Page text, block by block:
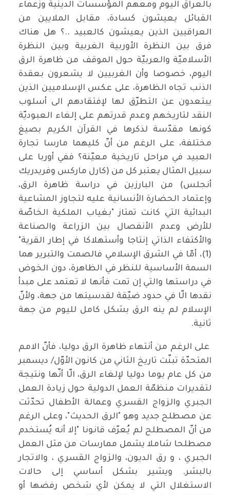
بالعراق اليوم ومعهم المؤسسات الدينية وزعماء
القبائل يعيشون كسادة، مقابل الملايين من
العراقيين الذين يعيشون كالعبيد ..؟ هل هناك
فرق بين النظرة الأوربية الغربية وبين النظرة
الأسلاميّة والعربيّة حول الموقف من ظاهرة الرق
اليوم، خصوصا وأن الغربيين لا يشعرون بعقدة
الذنب تجاه الظاهرة، على عكس الإسلاميين الذين
يبتعدون عن التطرّق لها لإفتقادهم الى أسلوب
النقد لتاريخهم وعدم قدرتهم على إلغاء العبوديّة
كونها مقدّسة لذكرها في القرآن الكريم بصيغ
مختلفة، على الرغم من أنّ كليهما مارسا تجارة
العبيد في مراحل تاريخية معيّنة؟ ففي أوربا على
سبيل المثال يعتبر كل من (كارل ماركس وفريدريك
أنجلس) من البارزين في دراسة ظاهرة الرق،
وإعتماد الحضارة الأنسانية عليه لتجاوز المشاعية
البدائية التي كانت تمتاز "بغياب الملكية الخاصّة
للأرض وعدم الأنفصال بين الزراعة والصناعة
والأكتفاء الذاتي إنتاجا وأستهلاكا في إطار القرية"
(1)، أمّا في الشرق الإسلامي فالصمت والتبرير هما
السمة الأساسية للنظر في الظاهرة، دون الخوض
في دراستها والتي إن تمت فأنها لا تعتمد على مبدأ
نقدها الّا في حدود ضيّقة لقدسيتها من جهة، ولأنّ
الإسلام لم ينه الرق بشكل كامل لليوم من جهة
ثانية.
على الرغم من أنتهاء ظاهرة الرق دوليا، فأنّ الامم
المتحدّة تبنّت تاريخ الثاني من كانون الأوّل/ ديسمبر
من كل عام يوما دوليا لإلغاء الرق، الّا أنّها ونتيجة
لتقديرات منظمّة العمل الدولية حول زيادة العمل
الجبري والزواج القسري وعمالة الأطفال تحدّثت
عن مصطلح جديد وهو "الرق الحديث"، وعلى الرغم
من أنّ المصطلح لم يُعرّف قانونا "إلا أنه يُستخدم
مصطلحا شاملا يشمل ممارسات من مثل العمل
الجبري ، و رق الديون، والزواج القسري ، والاتجار
بالبشر. ويشير بشكل أساسي إلى حالات
الاستغلال التي لا يمكن لأي شخص رفضها أو